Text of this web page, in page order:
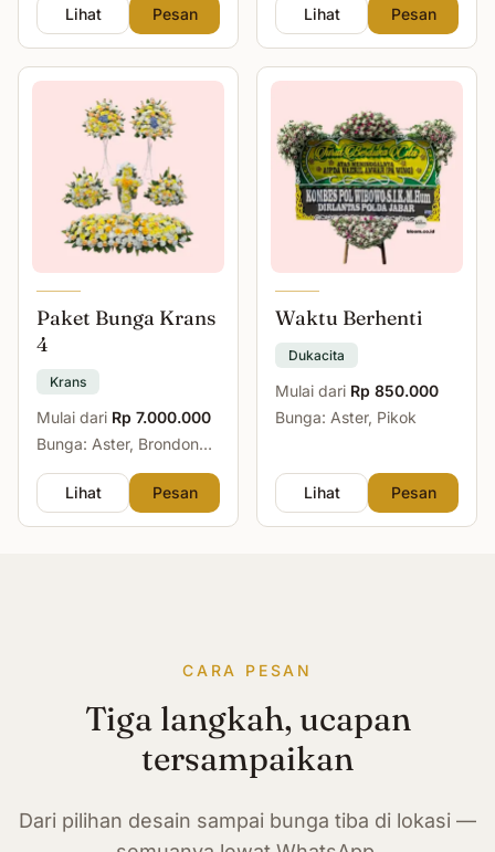
Lihat Pesan Lihat Pesan
Paket Bunga Krans
4
Krans
Mulai dari Rp 7.000.000
Bunga: Aster, Brondong,
Lihat
Pesan
Waktu Berhenti
Dukacita
Mulai dari Rp 850.000
Bunga: Aster, Pikok
Lihat Pesan
CARA PESAN
Tiga langkah, ucapan
tersampaikan
Dari pilihan desain sampai bunga tiba di lokasi —